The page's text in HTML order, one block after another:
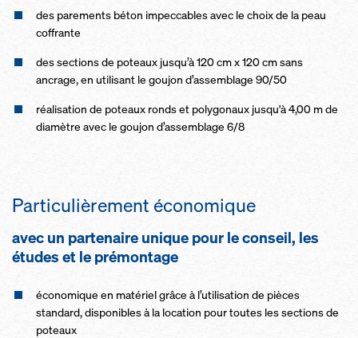
des parements béton impeccables avec le choix de la peau
coffrante
des sections de poteaux jusqu’à 120 cm x 120 cm sans
ancrage, en utilisant le goujon d’assemblage 90/50
réalisation de poteaux ronds et polygonaux jusqu'à 4,00 m de
diamètre avec le goujon d’assemblage 6/8
Particulièrement économique
avec un partenaire unique pour le conseil, les
études et le prémontage
économique en matériel grâce à l’utilisation de pièces
standard, disponibles à la location pour toutes les sections de
poteaux